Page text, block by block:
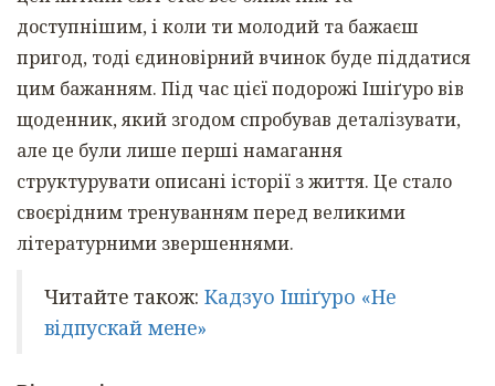
доступнішим, і коли ти молодий та бажаєш
пригод, тоді єдиновірний вчинок буде піддатися
цим бажанням. Під час цієї подорожі Ішіґуро вів
щоденник, який згодом спробував деталізувати,
але це були лише перші намагання
структурувати описані історії з життя. Це стало
своєрідним тренуванням перед великими
літературними звершеннями.
Читайте також: Кадзуо Ішіґуро «Не
відпускай мене»